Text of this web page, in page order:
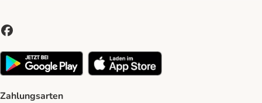
Zahlungsarten